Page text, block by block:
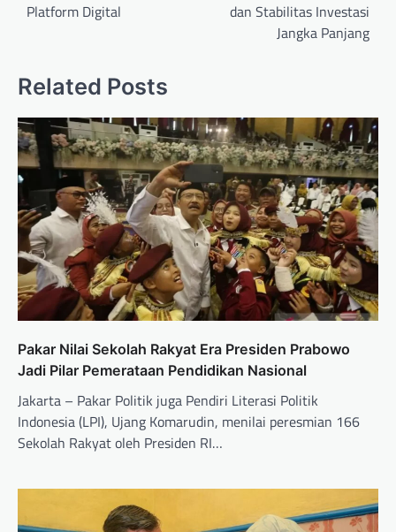
Platform Digital
dan Stabilitas Investasi
Jangka Panjang
Related Posts
Pakar Nilai Sekolah Rakyat Era Presiden Prabowo
Jadi Pilar Pemerataan Pendidikan Nasional
Jakarta – Pakar Politik juga Pendiri Literasi Politik
Indonesia (LPI), Ujang Komarudin, menilai peresmian 166
Sekolah Rakyat oleh Presiden RI…